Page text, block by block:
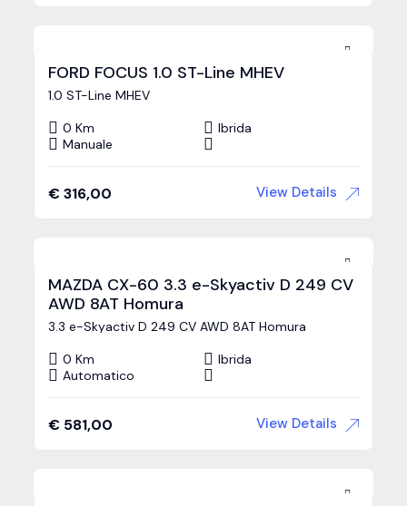
FORD FOCUS 1.0 ST-Line MHEV
1.0 ST-Line MHEV
0 Km
Ibrida
Manuale
€ 316,00 View Details
MAZDA CX-60 3.3 e-Skyactiv D 249 CV
AWD 8AT Homura
3.3 e-Skyactiv D 249 CV AWD 8AT Homura
0 Km
Ibrida
Automatico
€ 581,00 View Details